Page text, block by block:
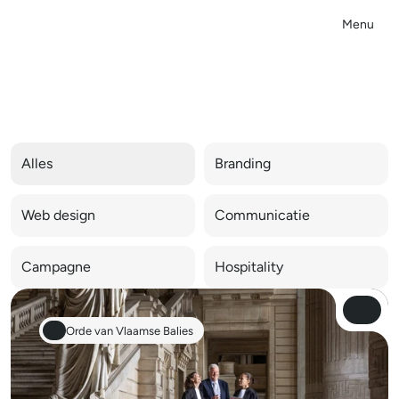
Menu
Alles Branding
Web design Communicatie
Campagne Hospitality
Orde van Vlaamse Balies
View
View